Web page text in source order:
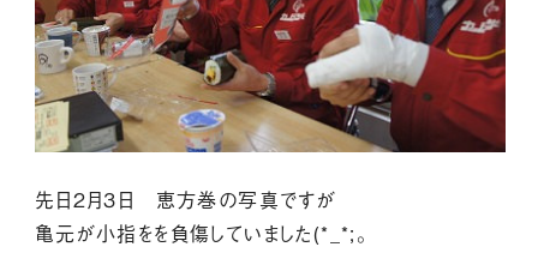
先日２月３日 恵方巻の写真ですが
亀元が小指をを負傷していました(*_*;。